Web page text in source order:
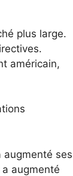
plus large.
américain,
augmenté ses
augmenté